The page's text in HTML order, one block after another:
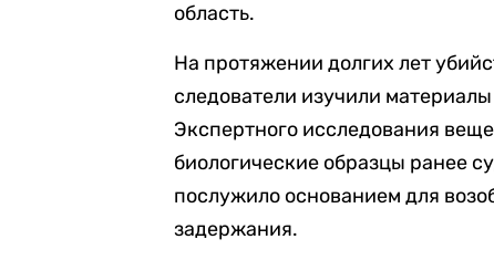
область.
На протяжении долгих лет
следователи изучили
Экспертного исследования
биологические образцы ранее
послужило основанием для
задержания.